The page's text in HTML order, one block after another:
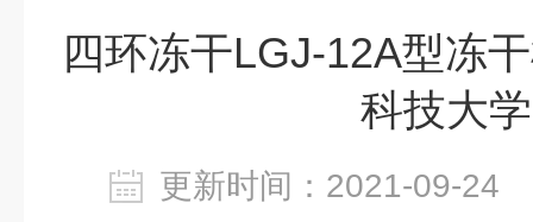
四环冻干LGJ-12A型冻
科技大学
更新时间：2021-09-